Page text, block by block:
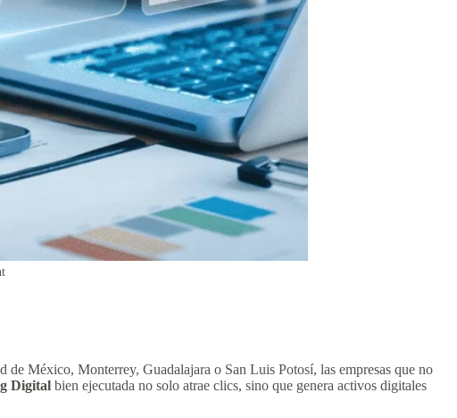
México, Monterrey, Guadalajara o San Luis Potosí, las empresas que no
Digital bien ejecutada no solo atrae clics, sino que genera activos digitales